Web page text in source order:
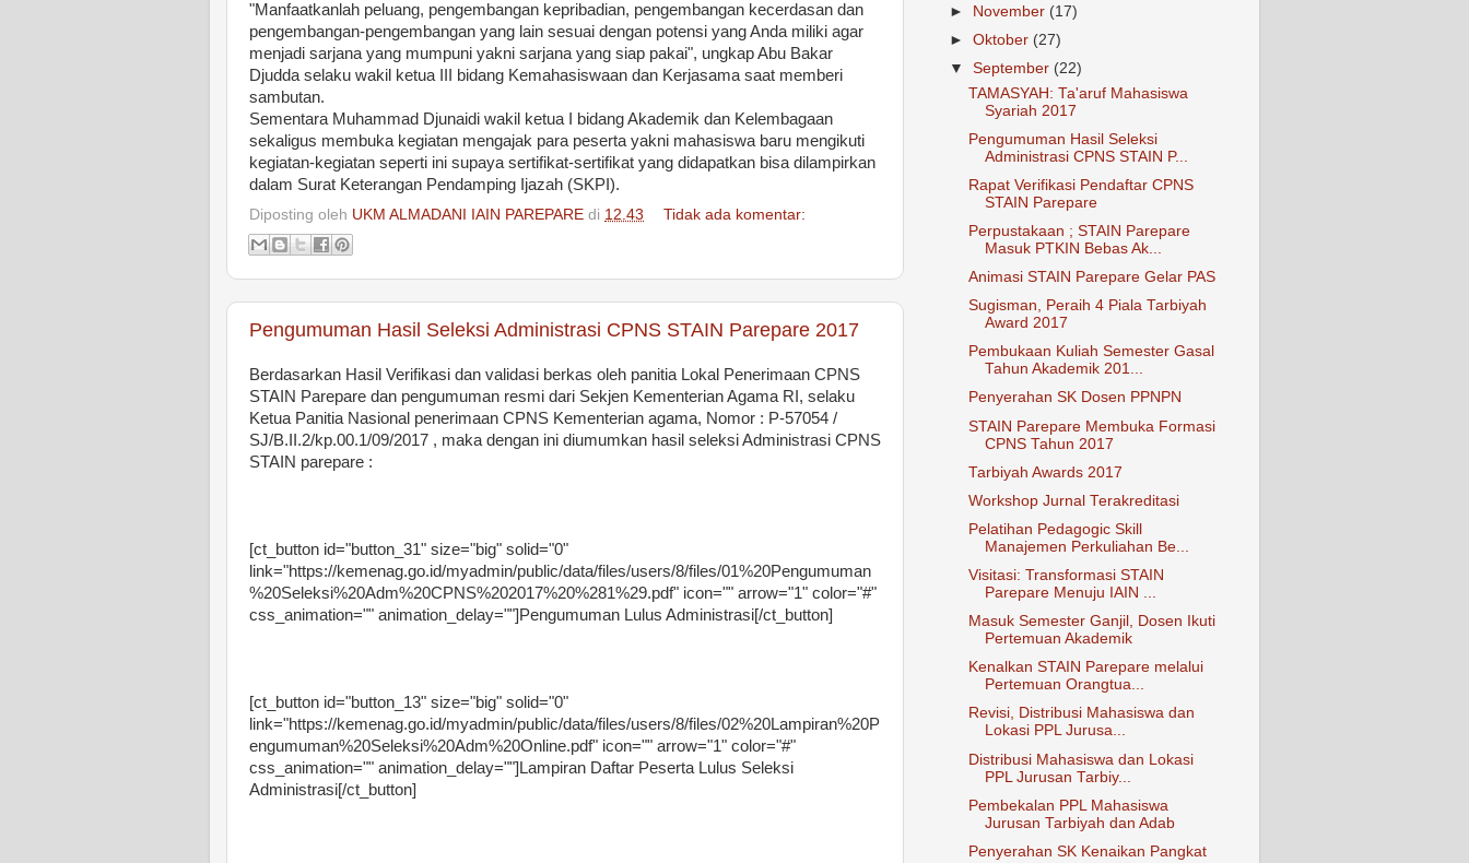
"Manfaatkanlah peluang, pengembangan kepribadian, pengembangan kecerdasan dan
pengembangan-pengembangan yang lain sesuai dengan potensi yang Anda miliki agar
menjadi sarjana yang mumpuni yakni sarjana yang siap pakai", ungkap Abu Bakar
Djudda selaku wakil ketua III bidang Kemahasiswaan dan Kerjasama saat memberi
sambutan.
Sementara Muhammad Djunaidi wakil ketua I bidang Akademik dan Kelembagaan
sekaligus membuka kegiatan mengajak para peserta yakni mahasiswa baru mengikuti
kegiatan-kegiatan seperti ini supaya sertifikat-sertifikat yang didapatkan bisa dilampirkan
dalam Surat Keterangan Pendamping Ijazah (SKPI).
Diposting oleh UKM ALMADANI IAIN PAREPARE di 12.43 Tidak ada komentar:
Pengumuman Hasil Seleksi Administrasi CPNS STAIN Parepare 2017
Berdasarkan Hasil Verifikasi dan validasi berkas oleh panitia Lokal Penerimaan CPNS
STAIN Parepare dan pengumuman resmi dari Sekjen Kementerian Agama RI, selaku
Ketua Panitia Nasional penerimaan CPNS Kementerian agama, Nomor : P-57054 /
SJ/B.II.2/kp.00.1/09/2017 , maka dengan ini diumumkan hasil seleksi Administrasi CPNS
STAIN parepare :
[ct_button id="button_31" size="big" solid="0"
link="https://kemenag.go.id/myadmin/public/data/files/users/8/files/01%20Pengumuman
%20Seleksi%20Adm%20CPNS%202017%20%281%29.pdf" icon="" arrow="1" color="#"
css_animation="" animation_delay=""]Pengumuman Lulus Administrasi[/ct_button]
[ct_button id="button_13" size="big" solid="0"
link="https://kemenag.go.id/myadmin/public/data/files/users/8/files/02%20Lampiran%20P
engumuman%20Seleksi%20Adm%20Online.pdf" icon="" arrow="1" color="#"
css_animation="" animation_delay=""]Lampiran Daftar Peserta Lulus Seleksi
Administrasi[/ct_button]
► November (17)
►Oktober (27)
▼September (22)
TAMASYAH: Ta'aruf Mahasiswa
Syariah 2017
Pengumuman Hasil Seleksi
Administrasi CPNS STAIN P...
Rapat Verifikasi Pendaftar CPNS
STAIN Parepare
Perpustakaan ; STAIN Parepare
Masuk PTKIN Bebas Ak...
Animasi STAIN Parepare Gelar PAS
Sugisman, Peraih 4 Piala Tarbiyah
Award 2017
Pembukaan Kuliah Semester Gasal
Tahun Akademik 201...
Penyerahan SK Dosen PPNPN
STAIN Parepare Membuka Formasi
CPNS Tahun 2017
Tarbiyah Awards 2017
Workshop Jurnal Terakreditasi
Pelatihan Pedagogic Skill
Manajemen Perkuliahan Be...
Visitasi: Transformasi STAIN
Parepare Menuju IAIN ...
Masuk Semester Ganjil, Dosen Ikuti
Pertemuan Akademik
Kenalkan STAIN Parepare melalui
Pertemuan Orangtua...
Revisi, Distribusi Mahasiswa dan
Lokasi PPL Jurusa...
Distribusi Mahasiswa dan Lokasi
PPL Jurusan Tarbiy...
Pembekalan PPL Mahasiswa
Jurusan Tarbiyah dan Adab
Penyerahan SK Kenaikan Pangkat